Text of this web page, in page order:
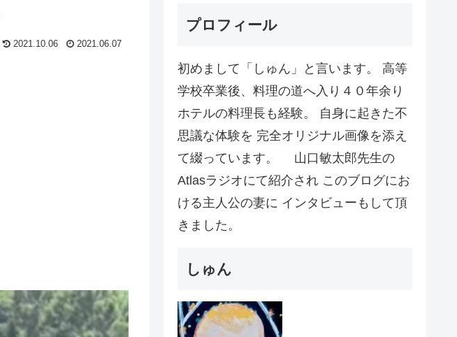
2021.10.06 2021.06.07
プロフィール
初めまして「しゅん」と言います。 高等
学校卒業後、料理の道へ入り４０年余り
ホテルの料理長も経験。 自身に起きた不
思議な体験を 完全オリジナル画像を添え
て綴っています。 山口敏太郎先生の
Atlasラジオにて紹介され このブログにお
ける主人公の妻に インタビューもして頂
きました。
しゅん